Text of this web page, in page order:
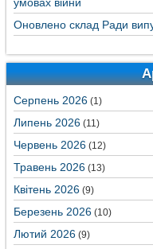
Оновлено склад Ради
Серпень 2026 (1)
Липень 2026 (11)
Червень 2026 (12)
Травень 2026 (13)
Квітень 2026 (9)
Березень 2026 (10)
Лютий 2026 (9)